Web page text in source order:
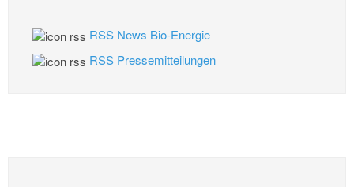
RSS News Bio-Energie
RSS Pressemitteilungen